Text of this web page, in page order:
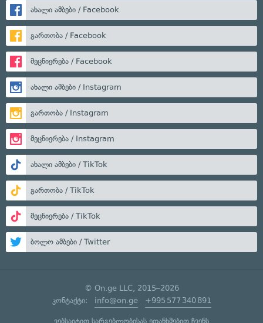
ახალი ამბები / Facebook
გართობა / Facebook
მეცნიერება / Facebook
ახალი ამბები / Instagram
გართობა / Instagram
მეცნიერება / Instagram
ახალი ამბები / TikTok
გართობა / TikTok
მეცნიერება / TikTok
ბოლო ამბები / Twitter
© On.ge LLC, 2015–2026
კონტაქტი: info@on.ge +995 577 340 891
ვებსაიტით სარგებლობისას ეთანხმებით ჩვენს